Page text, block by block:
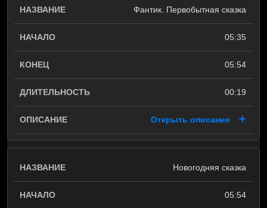
Фантик. Первобытная сказка
05:35
05:54
00:19
Открыть описание
Новогодняя сказка
05:54